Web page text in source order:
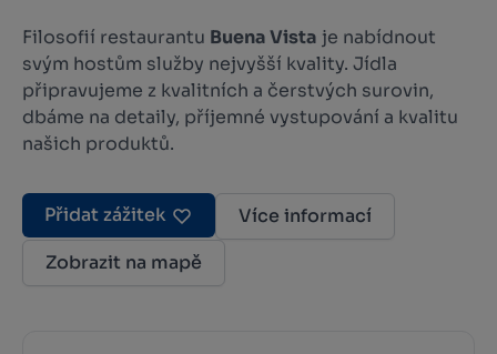
Filosofií restaurantu Buena Vista je nabídnout
svým hostům služby nejvyšší kvality. Jídla
připravujeme z kvalitních a čerstvých surovin,
dbáme na detaily, příjemné vystupování a kvalitu
našich produktů.
Přidat zážitek
Více informací
Zobrazit na mapě